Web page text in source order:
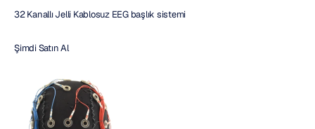
32 Kanallı Jelli Kablosuz EEG başlık sistemi
Şimdi Satın Al